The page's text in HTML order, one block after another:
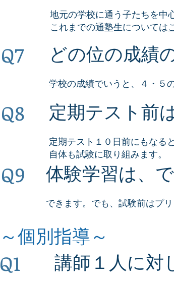
地元の学校に通う子たちを中
これまでの通塾生については
Q7 どの位の成績
学校の成績でいうと、４・５
Q8 定期テスト前
定期テスト１０日前にもなる
自体も試験に取り組みます。
体験学習は、
できます。でも、試験前はプ
Q9
～個別指導～
Q1 講師１人に対